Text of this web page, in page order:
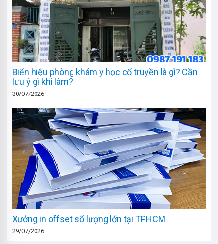
Biển hiệu phòng khám y học cổ truyền là gì? Cần
lưu ý gì khi làm?
30/07/2026
Xưởng in offset số lượng lớn tại TPHCM
29/07/2026